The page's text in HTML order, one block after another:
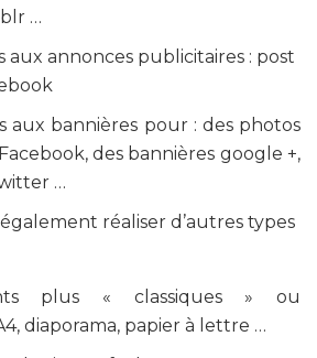
…
aux annonces publicitaires : post
aux bannières pour : des photos
des bannières google +,
…
réaliser d’autres types
plus « classiques » ou
diaporama, papier à lettre …